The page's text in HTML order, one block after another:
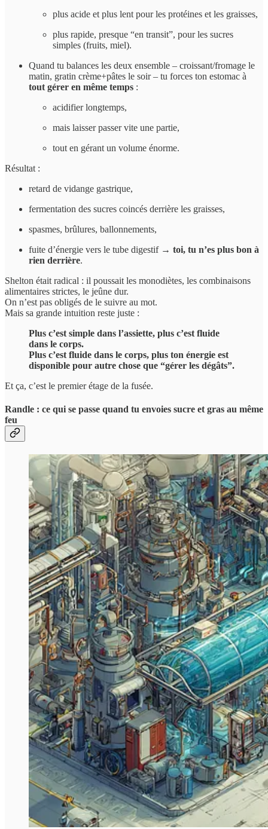
plus acide et plus lent pour les protéines et les graisses,
plus rapide, presque “en transit”, pour les sucres
simples (fruits, miel).
Quand tu balances les deux ensemble – croissant/fromage le
matin, gratin crème+pâtes le soir – tu forces ton estomac à
tout gérer en même temps :
acidifier longtemps,
mais laisser passer vite une partie,
tout en gérant un volume énorme.
Résultat :
retard de vidange gastrique,
fermentation des sucres coincés derrière les graisses,
spasmes, brûlures, ballonnements,
fuite d’énergie vers le tube digestif → toi, tu n’es plus bon à
rien derrière.
Shelton était radical : il poussait les monodiètes, les combinaisons
alimentaires strictes, le jeûne dur.
On n’est pas obligés de le suivre au mot.
Mais sa grande intuition reste juste :
Plus c’est simple dans l’assiette, plus c’est fluide
dans le corps.
Plus c’est fluide dans le corps, plus ton énergie est
disponible pour autre chose que “gérer les dégâts”.
Et ça, c’est le premier étage de la fusée.
Randle : ce qui se passe quand tu envoies sucre et gras au même
feu